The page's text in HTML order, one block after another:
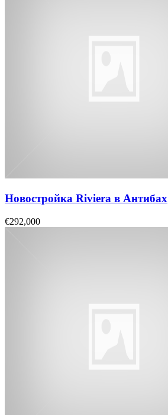
Новостройка Riviera в Антибах
€292,000